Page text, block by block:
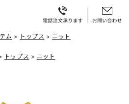
ム トップス
ニット
トップス
ニット